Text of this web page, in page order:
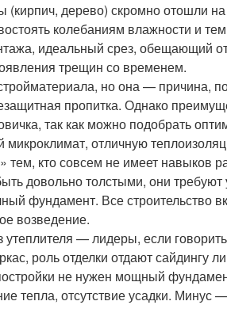
дерево) скромно отошли
колебаниям влажности и
идеальный срез, обещающий
трещин со временем.
но она — причина,
пропитка. Однако
так как можно подобрать
микроклимат, отличную
кто совсем не имеет навыков
довольно толстыми, они требуют
фундамент. Все строительство
возведение.
— лидеры, если говорить
роль отделки отдают сайдингу
не нужен мощный
тепла, отсутствие усадки. Минус